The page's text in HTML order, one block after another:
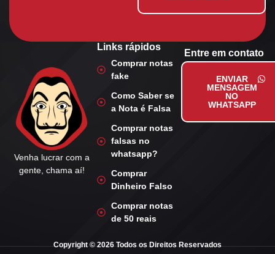
Venha lucrar com a
gente, chama aí!
Links rápidos
Comprar notas
fake
Como Saber se
a Nota é Falsa
Comprar notas
falsas no
whatsapp?
Comprar
Dinheiro Falso
Comprar notas
de 50 reais
Entre em contato
ENVIAR
MENSAGEM
NO
WHATSAPP
Copyright © 2026 Todos os Direitos Reservados